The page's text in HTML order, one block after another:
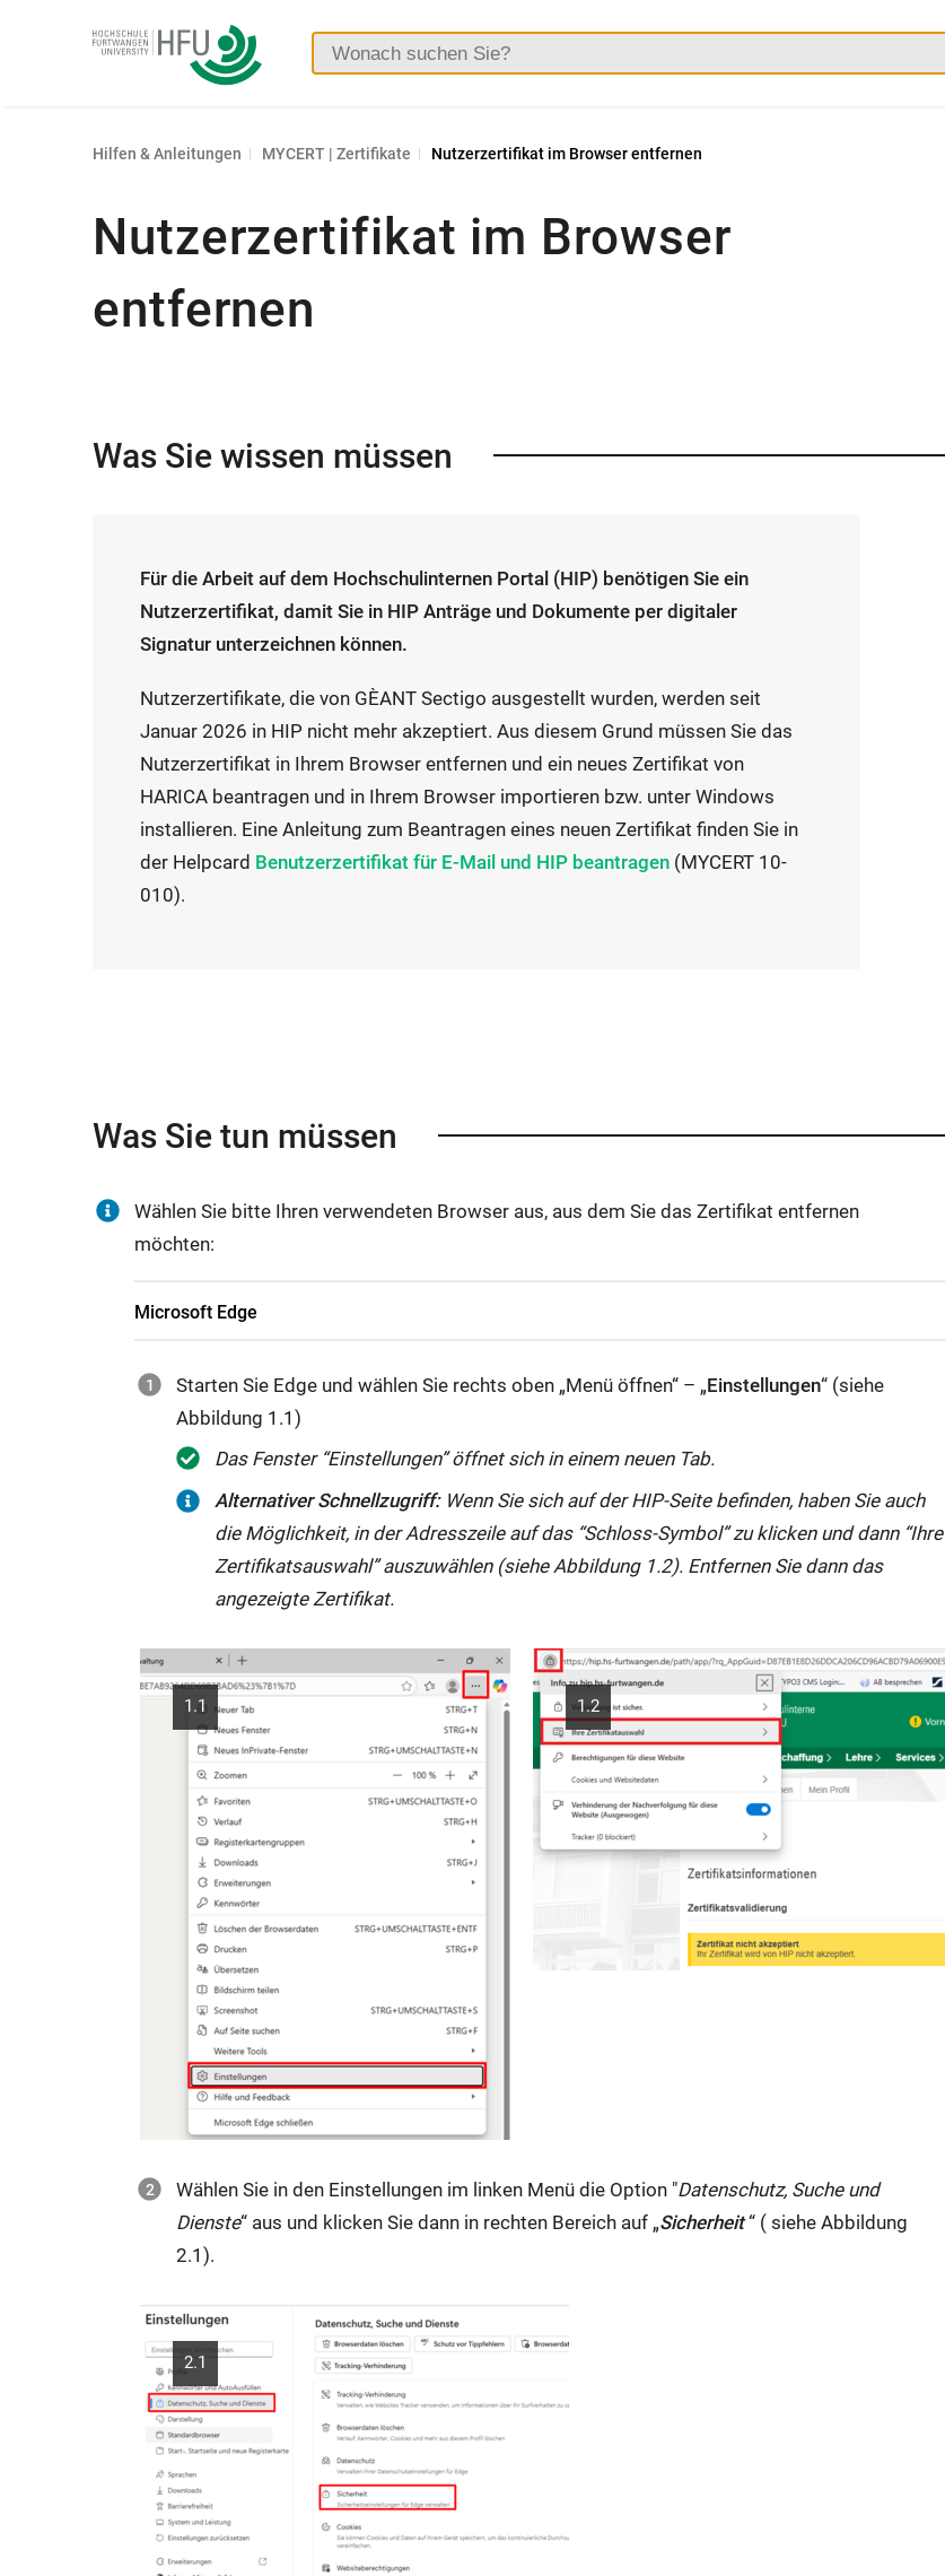
Hochschule
Furtwangen
Hilfen & Anleitungen MYCERT | Zertifikate Nutzerzertifikat im Browser entfernen
Nutzerzertifikat im Browser
entfernen
Was Sie wissen müssen
Für die Arbeit auf dem Hochschulinternen Portal (HIP) benötigen Sie ein
Nutzerzertifikat, damit Sie in HIP Anträge und Dokumente per digitaler
Signatur unterzeichnen können.
Nutzerzertifikate, die von GÈANT Sectigo ausgestellt wurden, werden seit
Januar 2026 in HIP nicht mehr akzeptiert. Aus diesem Grund müssen Sie das
Nutzerzertifikat in Ihrem Browser entfernen und ein neues Zertifikat von
HARICA beantragen und in Ihrem Browser importieren bzw. unter Windows
installieren. Eine Anleitung zum Beantragen eines neuen Zertifikat finden Sie in
der Helpcard I
k
f
e
t
s
g
l
e
i
e
n
F
n
s
t
e
r:
Benutzerzertifikat für E-Mail und HIP beantragen (MYCERT 10-
010).
Was Sie tun müssen
Wählen Sie bitte Ihren verwendeten Browser aus, aus dem Sie das Zertifikat entfernen
möchten:
Microsoft Edge
Starten Sie Edge und wählen Sie rechts oben „Menü öffnen“ – „Einstellungen“ (siehe
Abbildung 1.1)
Das Fenster “Einstellungen” öffnet sich in einem neuen Tab.
Alternativer Schnellzugriff:Wenn Sie sich auf der HIP-Seite befinden, haben Sie auch
die Möglichkeit, in der Adresszeile auf das “Schloss-Symbol” zu klicken und dann “Ihre
Zertifikatsauswahl” auszuwählen (siehe Abbildung 1.2). Entfernen Sie dann das
angezeigte Zertifikat.
1.1 1.2
Wählen Sie in den Einstellungen im linken Menü die Option "Datenschutz, Suche und
Dienste“ aus und klicken Sie dann in rechten Bereich auf „Sicherheit“ ( siehe Abbildung
2.1).
2.1